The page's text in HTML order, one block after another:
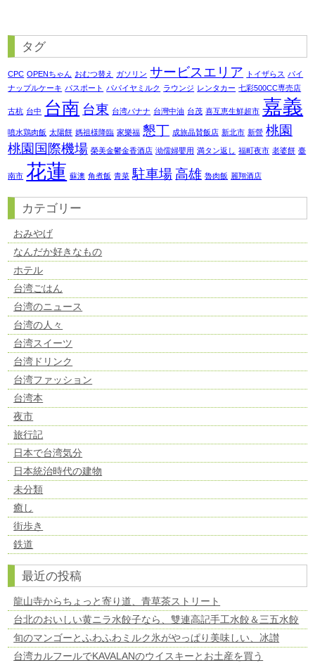
タグ
CPC OPENちゃん おむつ替え ガソリン サービスエリア トイザらス パイ
ナップルケーキ パスポート パパイヤミルク ラウンジ レンタカー 七彩500CC専売店
古杭 台中 台南 台東 台湾バナナ 台灣中油 台茂 喜互恵生鮮超市 嘉義
噴水鶏肉飯 太陽餅 媽祖様降臨 家樂福 懇丁 成旅晶賛飯店 新北市 新營 桃園
桃園国際機場 榮美金鬱金香酒店 泑儒婦嬰用 満タン返し 福町夜市 老婆餅 臺
南市 花蓮 蘇澳 角煮飯 青菜 駐車場 高雄 魯肉飯 麗翔酒店
カテゴリー
おみやげ
なんだか好きなもの
ホテル
台湾ごはん
台湾のニュース
台湾の人々
台湾スイーツ
台湾ドリンク
台湾ファッション
台湾本
夜市
旅行記
日本で台湾気分
日本統治時代の建物
未分類
癒し
街歩き
鉄道
最近の投稿
龍山寺からちょっと寄り道、青草茶ストリート
台北のおいしい黄ニラ水餃子なら、雙連高記手工水餃＆三五水餃
旬のマンゴーとふわふわミルク氷がやっぱり美味しい、冰讃
台湾カルフールでKAVALANのウイスキーとお土産を買う